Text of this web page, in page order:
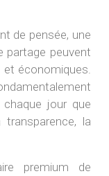
de pensée, une
partage peuvent
économiques.
jour que
la
premium de